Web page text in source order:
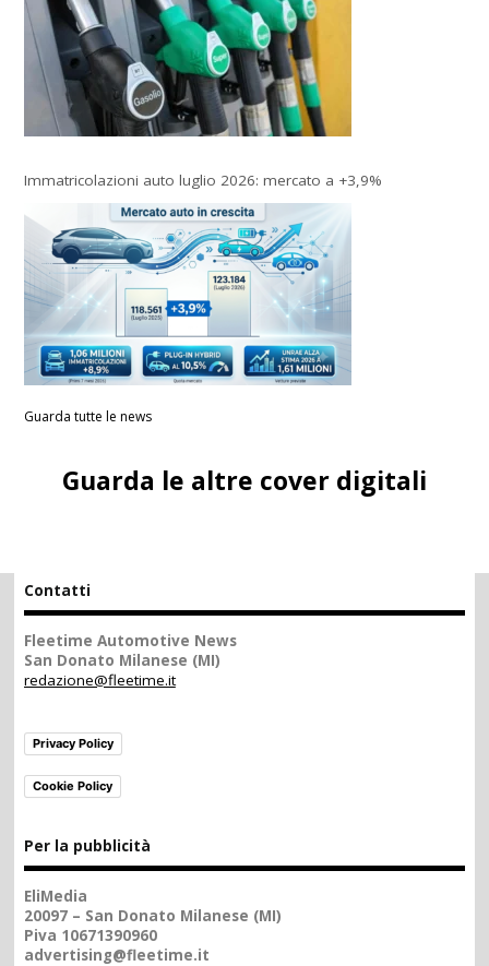
Immatricolazioni auto luglio 2026: mercato a +3,9%
Guarda tutte le news
Guarda le altre cover digitali
Contatti
Fleetime Automotive News
San Donato Milanese (MI)
redazione@fleetime.it
Privacy Policy
Cookie Policy
Per la pubblicità
EliMedia
20097 – San Donato Milanese (MI)
Piva 10671390960
advertising@fleetime.it